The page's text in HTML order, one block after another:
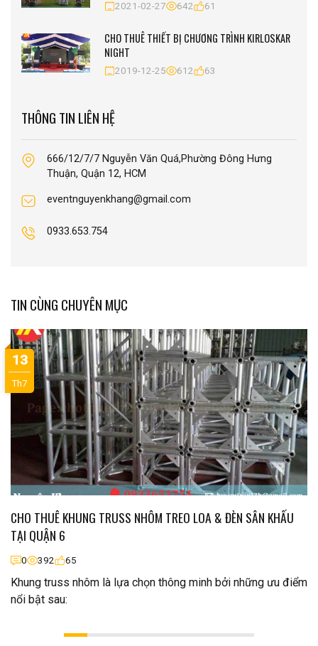
2021-02-27 642 61
CHO THUÊ THIẾT BỊ CHƯƠNG TRÌNH KIRLOSKAR
NIGHT
2019-12-25 612 63
THÔNG TIN LIÊN HỆ
666/12/7/7 Nguyễn Văn Quá,Phường Đông Hưng
Thuận, Quận 12, HCM
eventnguyenkhang@gmail.com
0933.653.754
TIN CÙNG CHUYÊN MỤC
CHO THUÊ KHUNG TRUSS NHÔM TREO LOA & ĐÈN SÂN KHẤU
TẠI QUẬN 6
0 392 65
Khung truss nhôm là lựa chọn thông minh bởi những ưu điểm
nổi bật sau:
13
Th7